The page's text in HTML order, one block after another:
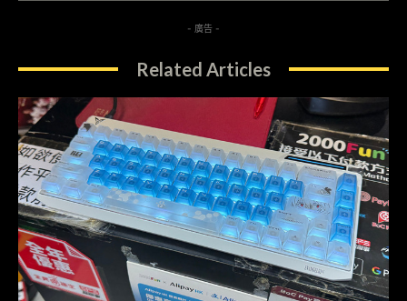
- 廣告 -
Related Articles